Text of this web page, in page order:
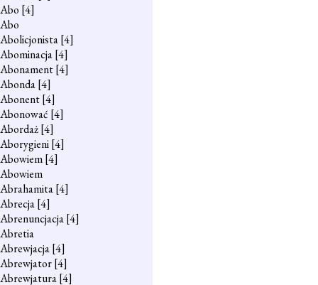
Abo [4]
Abo
Abolicjonista[4]
Abominacja[4]
Abonament[4]
Abonda[4]
Abonent[4]
Abonować [4]
Abordaż[4]
Aborygieni[4]
Abowiem[4]
Abowiem
Abrahamita[4]
Abrecja[4]
Abrenuncjacja[4]
Abretia
Abrewjacja[4]
Abrewjator[4]
Abrewjatura[4]